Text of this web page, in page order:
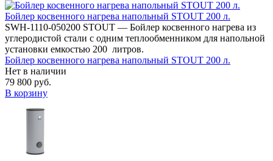
Бойлер косвенного нагрева напольный STOUT 200 л.
SWH-1110-050200 STOUT — Бойлер косвенного нагрева из
углеродистой стали с одним теплообменником для напольной
установки емкостью 200 литров.
Бойлер косвенного нагрева напольный STOUT 200 л.
Нет в наличии
79 800 руб.
В корзину